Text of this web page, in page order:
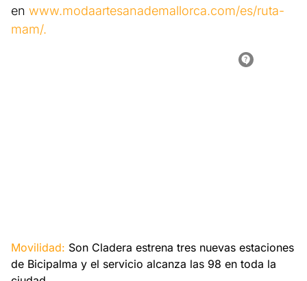
en www.modaartesanademallorca.com/es/ruta-
mam/.
Movilidad: Son Cladera estrena tres nuevas estaciones
de Bicipalma y el servicio alcanza las 98 en toda la